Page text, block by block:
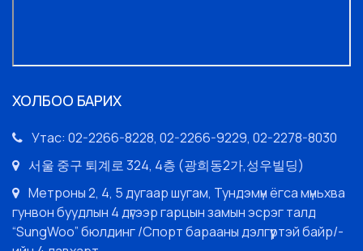
ХОЛБОО БАРИХ
Утас: 02-2266-8228, 02-2266-9229, 02-2278-8030
서울 중구 퇴계로 324, 4층 (광희동2가,성우빌딩)
Метроны 2, 4, 5 дугаар шугам, Тундэмүн ёгса мүньхва
гунвон буудлын 4 дүгээр гарцын замын эсрэг талд
“SungWoo” бюлдинг /Спорт барааны дэлгүүртэй байр/-